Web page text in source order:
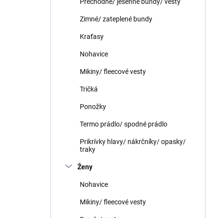
Zimné/ zateplené bundy
Kraťasy
Nohavice
Mikiny/ fleecové vesty
Tričká
Ponožky
Termo prádlo/ spodné prádlo
Prikrívky hlavy/ nákrčníky/ opasky/
traky
Ženy
Nohavice
Mikiny/ fleecové vesty